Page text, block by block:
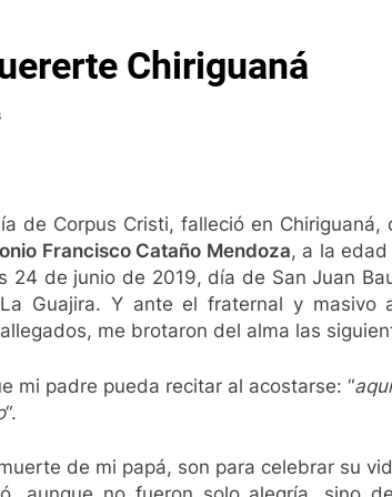
Reunión para fortalecer la
3 Semanas Ago
Elvia Milena instaló
1 Año Ago
Caribe Lluvia de
2 Años Ago
2 Años Ago
para los hogares vulnerables
Reunión para fortalecer la
Chiriguaná
de Corpus Cristi, falleció en Chiriguaná,
Francisco Cataño Mendoza, a la
24 de junio de 2019, día de San Juan
Guajira. Y ante el fraternal y masivo
me brotaron del alma las
mi padre pueda recitar al acostarse: “
“.
de mi papá, son para celebrar su